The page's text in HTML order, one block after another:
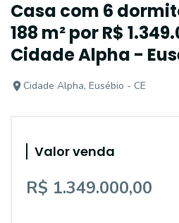
Casa com 6
188 m² por R$
Cidade Alpha -
Cidade Alpha, Eusébio - CE
Valor venda
R$ 1.349.000,00